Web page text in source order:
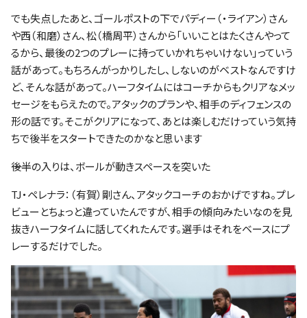
でも失点したあと、ゴールポストの下でパディー（・ライアン）さん
や西（和磨）さん、松（橋周平）さんから「いいことはたくさんやって
るから、最後の2つのプレーに持っていかれちゃいけない」っていう
話があって。もちろんがっかりしたし、しないのがベストなんですけ
ど、そんな話があって。ハーフタイムにはコーチからもクリアなメッ
セージをもらえたので。アタックのプランや、相手のディフェンスの
形の話です。そこがクリアになって、あとは楽しむだけっていう気持
ちで後半をスタートできたのかなと思います
――後半の入りは、ボールが動きスペースを突いた
TJ・ペレナラ：（有賀）剛さん、アタックコーチのおかげですね。プレ
ビューとちょっと違っていたんですが、相手の傾向みたいなのを見
抜きハーフタイムに話してくれたんです。選手はそれをベースにプ
レーするだけでした。